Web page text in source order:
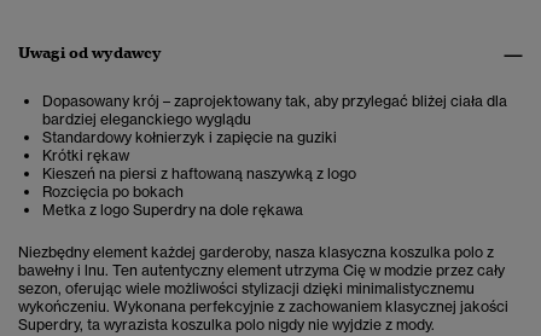
Uwagi od wydawcy
Dopasowany krój – zaprojektowany tak, aby przylegać bliżej ciała dla
bardziej eleganckiego wyglądu
Standardowy kołnierzyk i zapięcie na guziki
Krótki rękaw
Kieszeń na piersi z haftowaną naszywką z logo
Rozcięcia po bokach
Metka z logo Superdry na dole rękawa
Niezbędny element każdej garderoby, nasza klasyczna koszulka polo z
bawełny i lnu. Ten autentyczny element utrzyma Cię w modzie przez cały
sezon, oferując wiele możliwości stylizacji dzięki minimalistycznemu
wykończeniu. Wykonana perfekcyjnie z zachowaniem klasycznej jakości
Superdry, ta wyrazista koszulka polo nigdy nie wyjdzie z mody.